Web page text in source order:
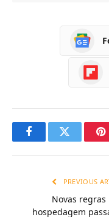
FacebookTwitter
PREVIOUS
Novas regras
hospedagem